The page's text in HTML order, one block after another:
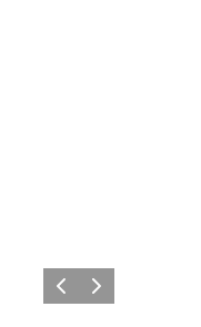
ZurückWeiter